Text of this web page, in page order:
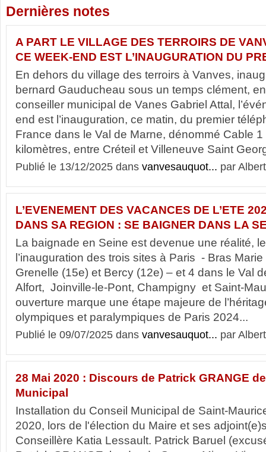
Dernières notes
A PART LE VILLAGE DES TERROIRS DE
CE WEEK-END EST L’INAUGURATION DU
En dehors du village des terroirs à Vanves,
bernard Gauducheau sous un temps clément,
conseiller municipal de Vanes Gabriel Attal,
end est l’inauguration, ce matin, du premier
France dans le Val de Marne, dénommé Cable
kilomètres, entre Créteil et Villeneuve Saint
Publié le 13/12/2025 dans vanvesauquot... par
L’EVENEMENT DES VACANCES DE L’ETE
DANS SA REGION : SE BAIGNER DANS LA
La baignade en Seine est devenue une réalité,
l’inauguration des trois sites à Paris - Bras
Grenelle (15e) et Bercy (12e) – et 4 dans le Val
Alfort, Joinville-le-Pont, Champigny et Saint-
ouverture marque une étape majeure de
olympiques et paralympiques de Paris 2024...
Publié le 09/07/2025 dans vanvesauquot... par
28 Mai 2020 : Discours de Patrick GRANGE
Municipal
Installation du Conseil Municipal de Saint-
2020, lors de l'élection du Maire et ses
Conseillère Katia Lessault. Patrick Baruel